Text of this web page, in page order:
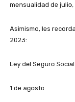
mensualidad de
Asimismo, les
2023:
Ley del Seguro Social
1 de agosto